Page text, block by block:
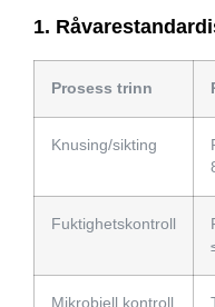
1.
Prosess trinn
Knusing/sikting
Fuktighetskontroll
Mikrobiell kontroll